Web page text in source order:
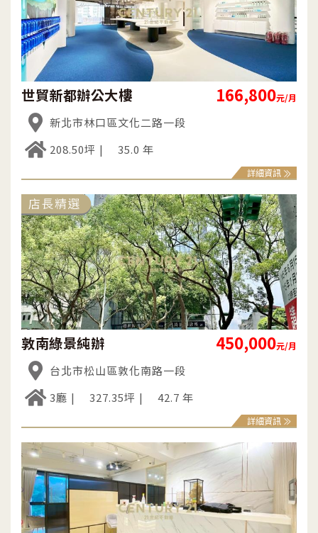
世貿新都辦公大樓 166,800元/月
新北市林口區文化二路一段
208.50坪
35.0 年
詳細資訊
敦南綠景純辦 450,000元/月
台北市松山區敦化南路一段
3廳
327.35坪 42.7 年
詳細資訊